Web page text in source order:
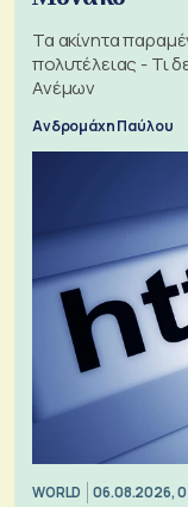
Τα ακίνητα
πολυτέλειας - Τι
Ανέμων
Ανδρομάχη Παύλου
WORLD 06.08.2026,